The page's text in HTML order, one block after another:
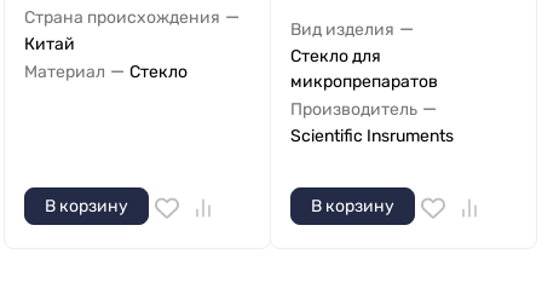
Страна происхождения —
Китай
Материал — Стекло
В корзину
Вид изделия —
Стекло для
микропрепаратов
Производитель —
Scientific Insruments
В корзину